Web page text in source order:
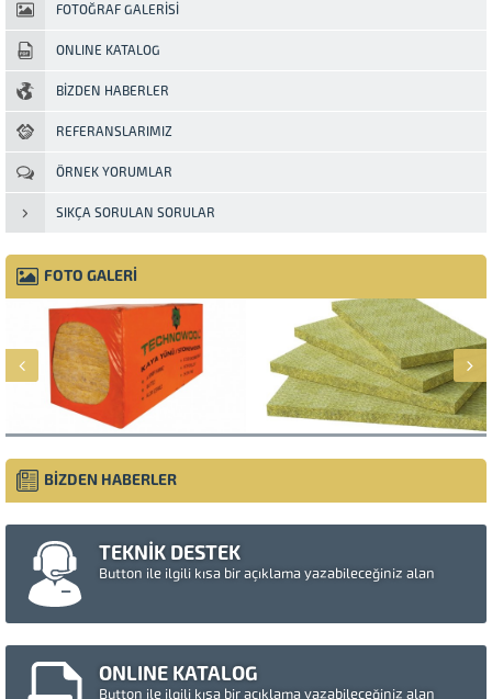
FOTOĞRAF GALERİSİ
ONLINE KATALOG
BİZDEN HABERLER
REFERANSLARIMIZ
ÖRNEK YORUMLAR
SIKÇA SORULAN SORULAR
FOTO GALERİ
BİZDEN HABERLER
TEKNİK DESTEK
Button ile ilgili kısa bir açıklama yazabileceğiniz alan
ONLINE KATALOG
Button ile ilgili kısa bir açıklama yazabileceğiniz alan